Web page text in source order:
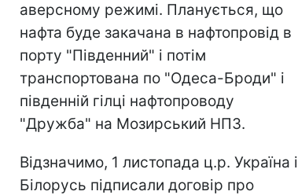
аверсному режимі. Планується, що
нафта буде закачана в нафтопровід в
порту "Південний" і потім
транспортована по "Одеса-Броди" і
південній гілці нафтопроводу
"Дружба" на Мозирський НПЗ.
Відзначимо, 1 листопада ц.р. Україна і
Білорусь підписали договір про